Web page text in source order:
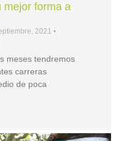
mejor forma a
2021 •
meses tendremos
carreras
de poca